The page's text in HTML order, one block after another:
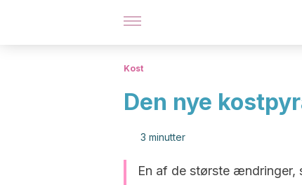
Kost
Den nye
3 minutter
En af de største ændringer,